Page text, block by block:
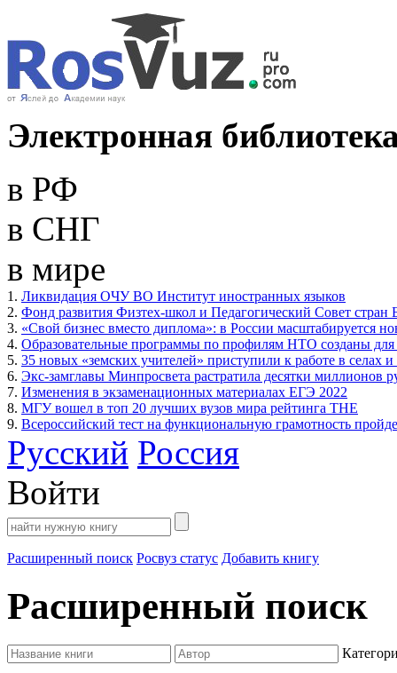
Электронная
в РФ
в СНГ
в мире
1. Ликвидация ОЧУ ВО Институт иностранных языков
2. Фонд развития Физтех-школ и Педагогический Совет
3. «Свой бизнес вместо диплома»: в России масштабируется
4. Образовательные программы по профилям НТО созданы для
5. 35 новых «земских учителей» приступили к работе в селах
6. Экс-замглавы Минпросвета растратила десятки миллионов
7. Изменения в экзаменационных материалах ЕГЭ 2022
8. МГУ вошел в топ 20 лучших вузов мира рейтинга THE
9. Всероссийский тест на функциональную грамотность
Русский Россия
Войти
Расширенный поиск Росвуз статус Добавить книгу
Расширенный поиск